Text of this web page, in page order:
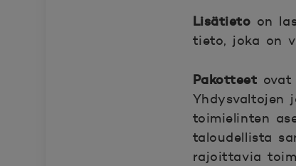
Lisätieto on
tieto, joka on
Pakotteet ovat
Yhdysvaltojen
toimielinten
taloudellista
rajoittavia